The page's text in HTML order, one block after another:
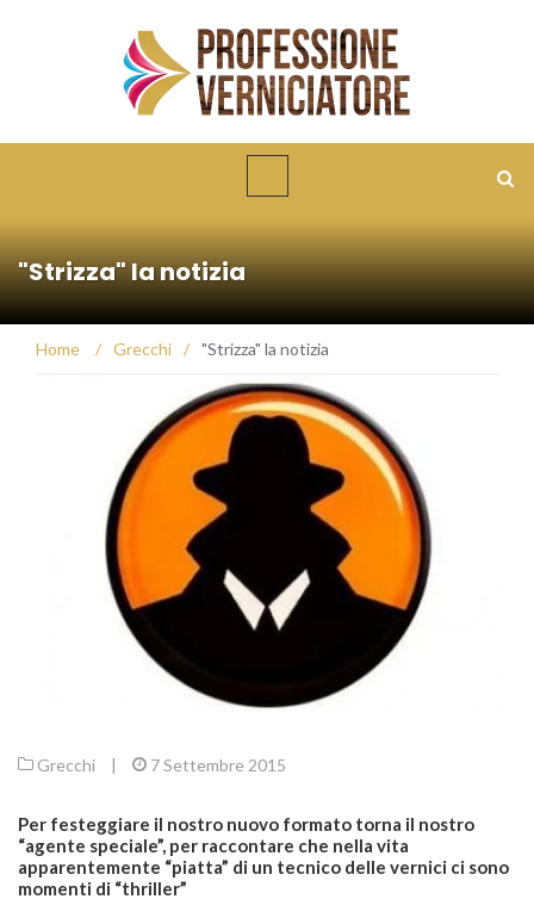
"Strizza" la notizia
Home / Grecchi / "Strizza" la notizia
Grecchi | 7 Settembre 2015
Per festeggiare il nostro nuovo formato torna il nostro
“agente speciale”, per raccontare che nella vita
apparentemente “piatta” di un tecnico delle vernici ci sono
momenti di “thriller”